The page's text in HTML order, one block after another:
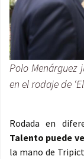
Polo Menárguez
en el rodaje de
Rodada en
Talento puede
la mano de